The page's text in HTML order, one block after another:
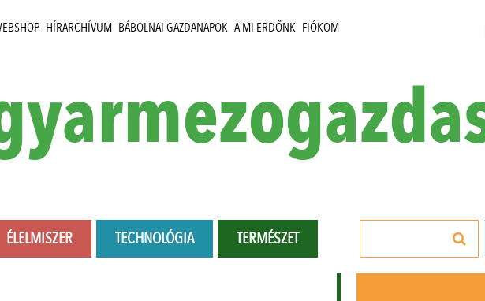
HÍRARCHÍVUM BÁBOLNAI GAZDANAPOK A MI ERDŐNK FIÓKOM
ÉLELMISZER TECHNOLÓGIA TERMÉSZET